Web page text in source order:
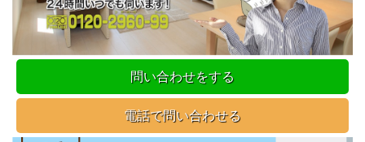
問い合わせをする
電話で問い合わせる